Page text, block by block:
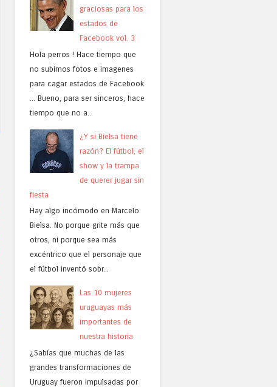
graciosas para los
estados de
Facebook vol. 3
Hola perros ! Hace tiempo que
no subimos fotos e imagenes
para cagar estados de Facebook
... Bueno, para ser sinceros, hace
tiempo que no a...
¿Y si Bielsa tiene
razón? El fútbol, el
show y la trampa
de querer jugar sin
fiesta
Hay algo incómodo en Marcelo
Bielsa. No porque grite más que
otros, ni porque sea más
excéntrico que el personaje que
el fútbol inventó sobr...
Las 10 mujeres
uruguayas más
importantes de
nuestra historia
¿Sabías que muchas de las
grandes transformaciones de
Uruguay fueron impulsadas por